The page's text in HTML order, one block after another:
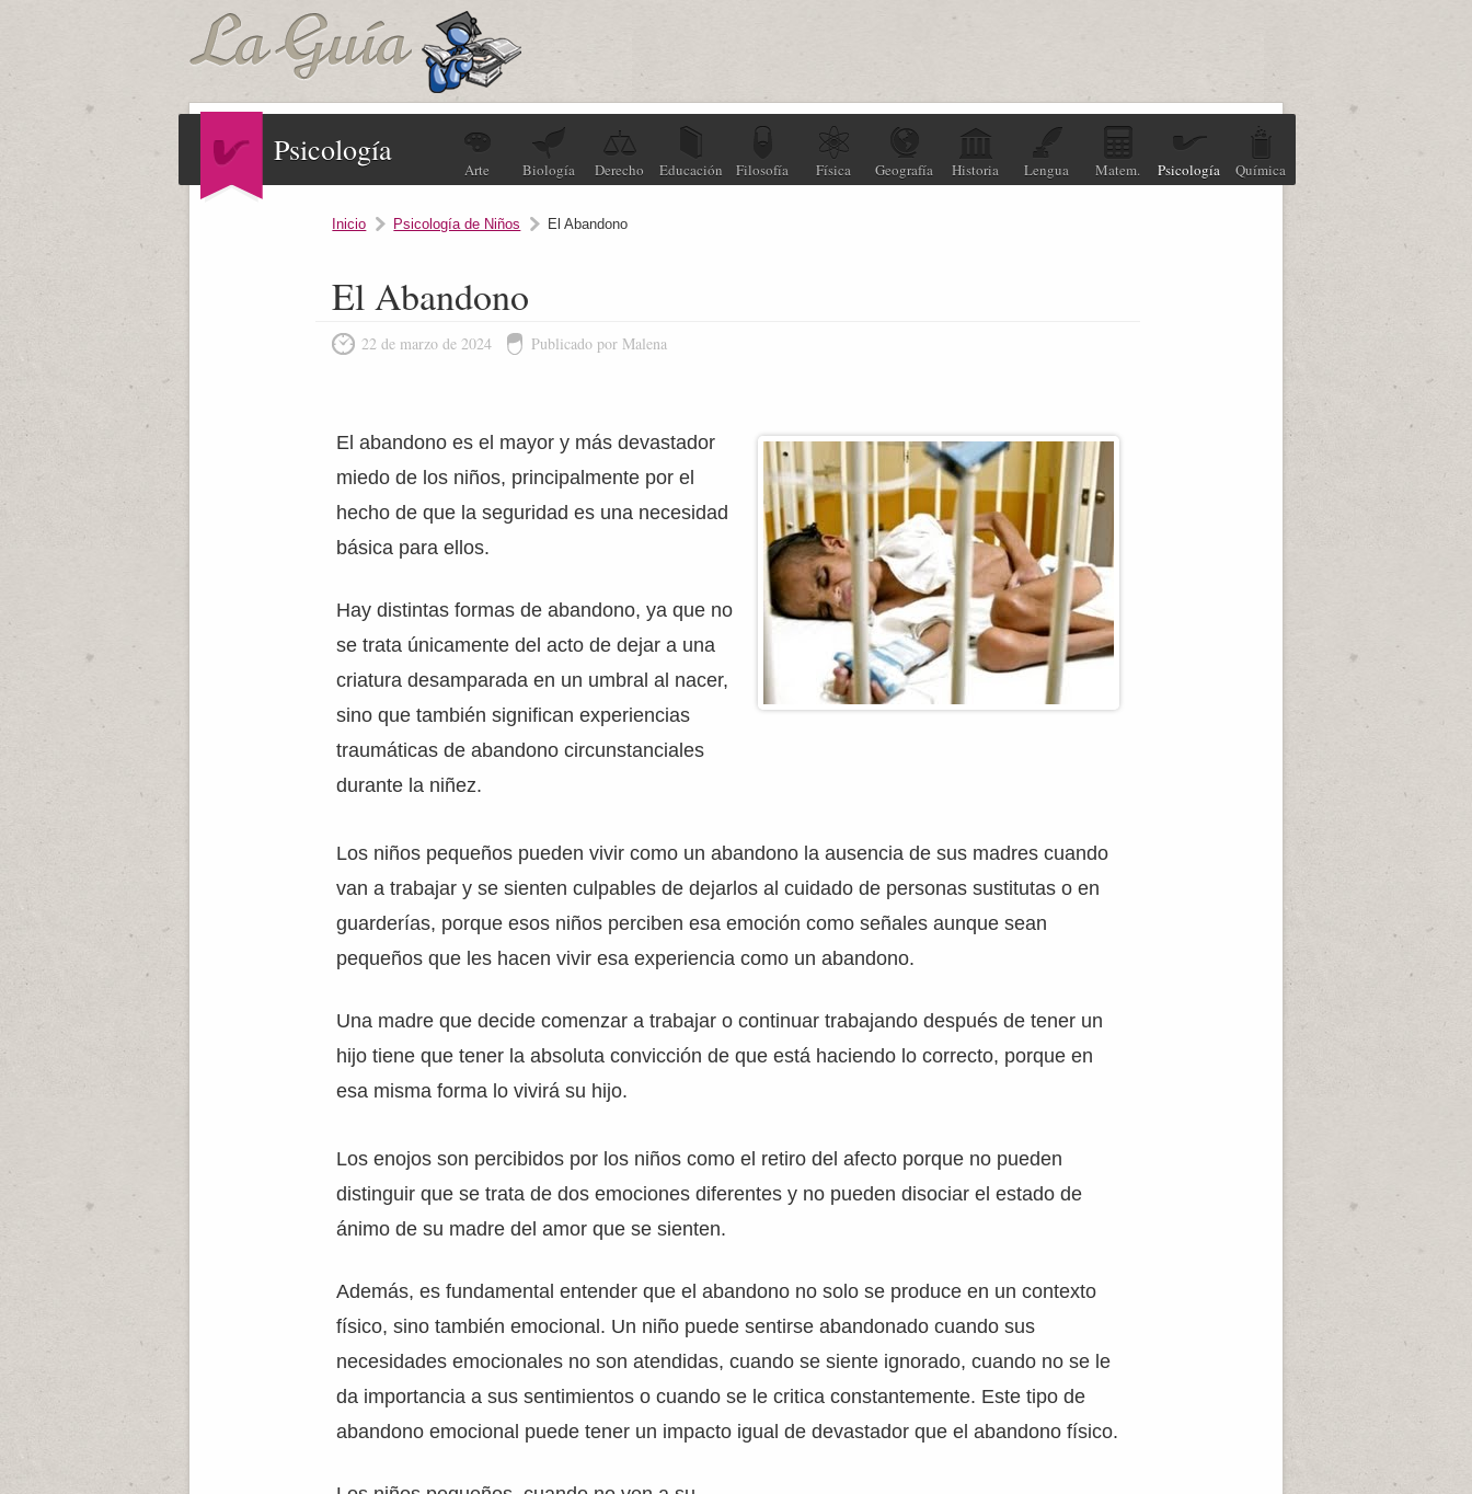
Psicología
Arte Biología Derecho Educación Filosofía Física Geografía Historia Lengua Matem. Psicología Química
Inicio Psicología de Niños El Abandono
El Abandono
22 de marzo de 2024 Publicado por Malena
El abandono es el mayor y más devastador
miedo de los niños, principalmente por el
hecho de que la seguridad es una necesidad
básica para ellos.
Hay distintas formas de abandono, ya que no
se trata únicamente del acto de dejar a una
criatura desamparada en un umbral al nacer,
sino que también significan experiencias
traumáticas de abandono circunstanciales
durante la niñez.
Los niños pequeños pueden vivir como un abandono la ausencia de sus madres cuando
van a trabajar y se sienten culpables de dejarlos al cuidado de personas sustitutas o en
guarderías, porque esos niños perciben esa emoción como señales aunque sean
pequeños que les hacen vivir esa experiencia como un abandono.
Una madre que decide comenzar a trabajar o continuar trabajando después de tener un
hijo tiene que tener la absoluta convicción de que está haciendo lo correcto, porque en
esa misma forma lo vivirá su hijo.
Los enojos son percibidos por los niños como el retiro del afecto porque no pueden
distinguir que se trata de dos emociones diferentes y no pueden disociar el estado de
ánimo de su madre del amor que se sienten.
Además, es fundamental entender que el abandono no solo se produce en un contexto
físico, sino también emocional. Un niño puede sentirse abandonado cuando sus
necesidades emocionales no son atendidas, cuando se siente ignorado, cuando no se le
da importancia a sus sentimientos o cuando se le critica constantemente. Este tipo de
abandono emocional puede tener un impacto igual de devastador que el abandono físico.